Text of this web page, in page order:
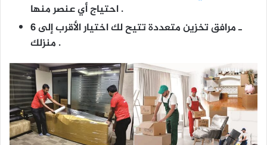
احتياج أي عنصر منها .
6 ـ مرافق تخزين متعددة تتيح لك اختيار الأقرب إلى
منزلك .